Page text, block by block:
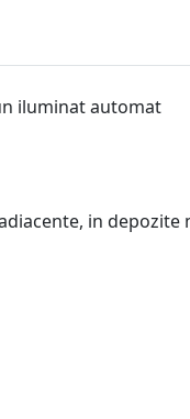
iluminat automat
in depozite